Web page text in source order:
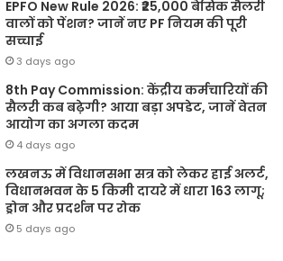
EPFO New Rule 2026: ₹25,000 बेसिक सैलरी
वालों को पेंशन? जानें नए PF नियम की पूरी
सच्चाई
3 days ago
8th Pay Commission: केंद्रीय कर्मचारियों की
सैलरी कब बढ़ेगी? आया बड़ा अपडेट, जानें वेतन
आयोग का अगला कदम
4 days ago
लखनऊ में विधानसभा सत्र को लेकर हाई अलर्ट,
विधानभवन के 5 किमी दायरे में धारा 163 लागू;
ड्रोन और प्रदर्शन पर रोक
5 days ago